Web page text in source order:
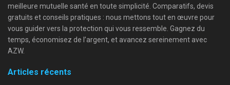
meilleure mutuelle santé en toute simplicité. Comparatifs, devis
gratuits et conseils pratiques : nous mettons tout en œuvre pour
vous guider vers la protection qui vous ressemble. Gagnez du
temps, économisez de l’argent, et avancez sereinement avec
AZW.
Articles récents